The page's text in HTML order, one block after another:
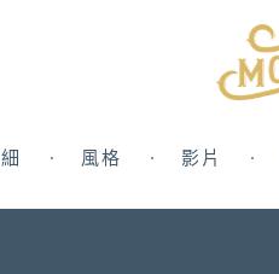
風格 影片